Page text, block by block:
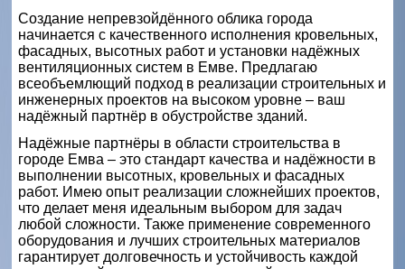
Создание непревзойдённого облика города
начинается с качественного исполнения кровельных,
фасадных, высотных работ и установки надёжных
вентиляционных систем в Емве. Предлагаю
всеобъемлющий подход в реализации строительных и
инженерных проектов на высоком уровне – ваш
надёжный партнёр в обустройстве зданий.
Надёжные партнёры в области строительства в
городе Емва – это стандарт качества и надёжности в
выполнении высотных, кровельных и фасадных
работ. Имею опыт реализации сложнейших проектов,
что делает меня идеальным выбором для задач
любой сложности. Также применение современного
оборудования и лучших строительных материалов
гарантирует долговечность и устойчивость каждой